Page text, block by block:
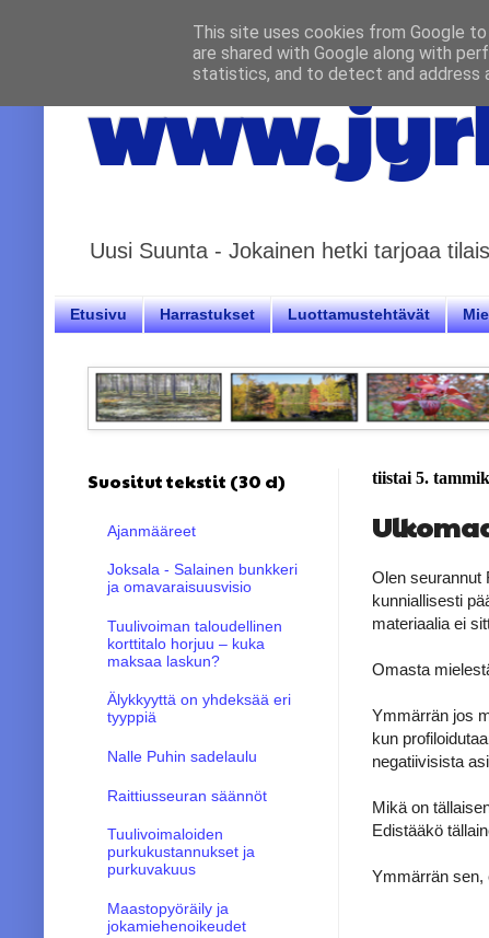
Uusi Suunta - Jokainen hetki tarjoaa
Etusivu Harrastukset Luottamustehtävät
tiistai 5.
Olen seurannut
kunniallisesti
materiaalia ei
Omasta
Ymmärrän jos
kun
negatiivisista
Mikä on
Edistääkö
Ymmärrän sen,
Suositut tekstit (30 d)
Ajanmääreet
Joksala - Salainen bunkkeri
ja omavaraisuusvisio
Tuulivoiman taloudellinen
korttitalo horjuu – kuka
maksaa laskun?
Älykkyyttä on yhdeksää eri
tyyppiä
Nalle Puhin sadelaulu
Raittiusseuran säännöt
Tuulivoimaloiden
purkukustannukset ja
purkuvakuus
Maastopyöräily ja
jokamiehenoikeudet
This site uses cookies from Google
are shared with Google along with
statistics, and to detect and address